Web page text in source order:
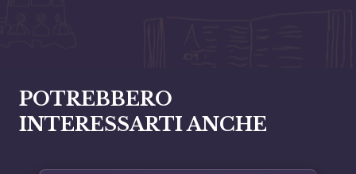
POTREBBERO
INTERESSARTI ANCHE